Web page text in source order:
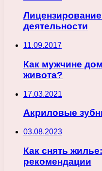
деятельности
11.09.2017
Как мужчине
живота?
17.03.2021
Акриловые
03.08.2023
Как снять
рекомендации